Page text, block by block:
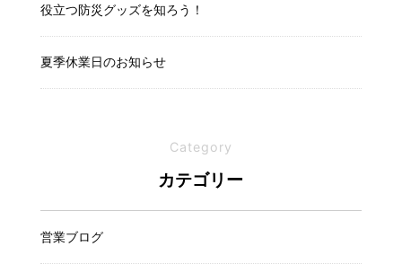
役立つ防災グッズを知ろう！
夏季休業日のお知らせ
Category
カテゴリー
営業ブログ